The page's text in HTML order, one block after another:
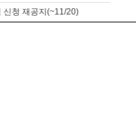
신청 재공지(~11/20)